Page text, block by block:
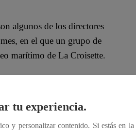
algunos de los directores
en el que un grupo de
marítimo de La Croisette.
de la 76ª edición de la
cuales seis están dirigidas
tu experiencia.
y personalizar contenido. Si estás en